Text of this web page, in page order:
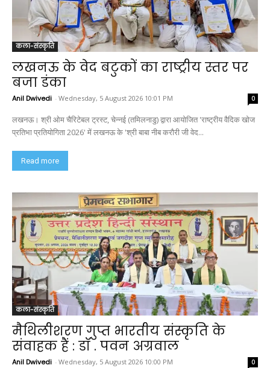
कला-संस्कृति
लखनऊ के वेद बटुकों का राष्ट्रीय स्तर पर
बजा डंका
Anil Dwivedi - Wednesday, 5 August 2026 10:01 PM 0
लखनऊ। श्री ओम चैरिटेबल ट्रस्ट, चेन्नई (तमिलनाडु) द्वारा आयोजित 'राष्ट्रीय वैदिक खोज
प्रतिभा प्रतियोगिता 2026' में लखनऊ के 'श्री बाबा नीब करौरी जी वेद...
Read more
कला-संस्कृति
मैथिलीशरण गुप्त भारतीय संस्कृति के
संवाहक हैं : डॉ . पवन अग्रवाल
Anil Dwivedi - Wednesday, 5 August 2026 10:00 PM 0